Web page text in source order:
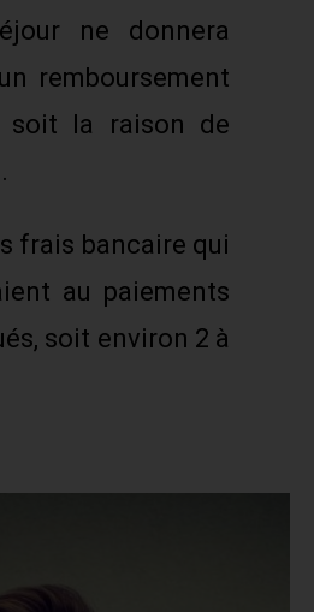
ne donnera
remboursement
soit la raison de
frais bancaire qui
au paiements
soit environ 2 à